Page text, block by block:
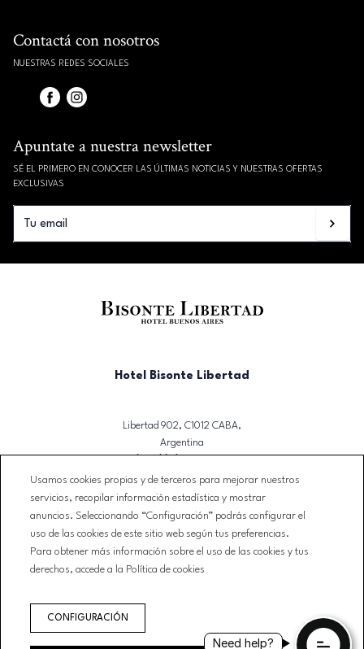
Contactá con nosotros
NUESTRAS REDES SOCIALES
Apuntate a nuestra newsletter
SÉ EL PRIMERO EN CONOCER LAS ÚLTIMAS NOTICIAS Y NUESTRAS OFERTAS
EXCLUSIVAS
Hotel Bisonte Libertad
Libertad 902, C1012 CABA,
Argentina
reservas@bisontelibertad.com
NEWSLETTER
CONTACTO
CONDICIONES DE RESERVA
Usamos cookies propias y de terceros para mejorar nuestros
servicios, recopilar información estadística y mostrar
anuncios. Seleccionando “Configuración” podrás configurar el
uso de las cookies de este sitio web según tus preferencias.
Para obtener más información sobre el uso de las cookies y tus
derechos, accede a la Política de cookies
CONFIGURACIÓN
Need help?